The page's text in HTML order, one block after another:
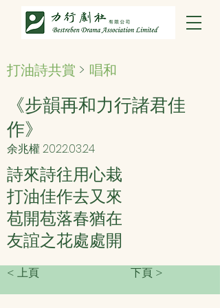
打油詩共賞 > 唱和
《步韻再和力行諸君佳
作》
余兆權2022.03.24
詩來詩往用心栽
打油佳作去又來
苞開苞落春猶在
友誼之花處處開
< 上頁 下頁 >